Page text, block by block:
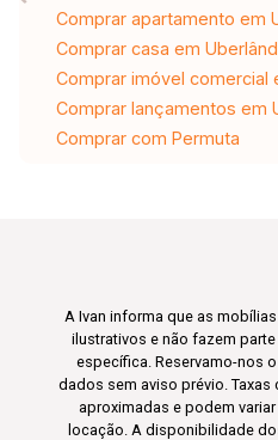
Comprar apartamento em
Comprar casa em
Comprar imóvel comercial
Comprar lançamentos em
Comprar com Permuta
A Ivan informa que as
ilustrativos e não fazem
específica. Reservamo-nos
dados sem aviso prévio. Taxas
aproximadas e podem
locação. A disponibilidade